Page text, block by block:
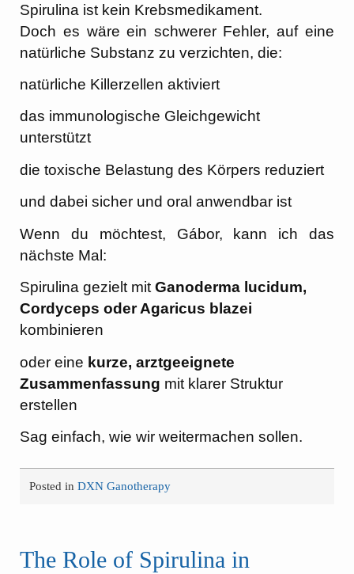
Spirulina ist kein Krebsmedikament.
Doch es wäre ein schwerer Fehler, auf eine
natürliche Substanz zu verzichten, die:
natürliche Killerzellen aktiviert
das immunologische Gleichgewicht
unterstützt
die toxische Belastung des Körpers reduziert
und dabei sicher und oral anwendbar ist
Wenn du möchtest, Gábor, kann ich das
nächste Mal:
Spirulina gezielt mitGanoderma lucidum,
Cordyceps oder Agaricus blazei
kombinieren
oder eine kurze, arztgeeignete
Zusammenfassung mit klarer Struktur
erstellen
Sag einfach, wie wir weitermachen sollen.
Posted inDXN Ganotherapy
The Role of Spirulina in